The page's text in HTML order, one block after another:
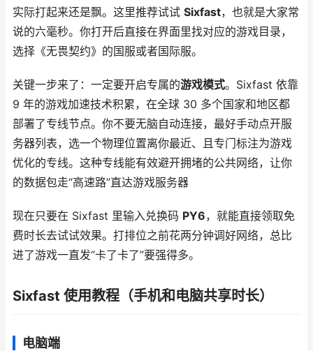
实际打起来还是飘。这里推荐试试 Sixfast，也就是大家常
说的六毫秒。你打开后直接在界面里找对应的游戏目录，
选择《无畏契约》的国服或者国际服。
关键一步来了：一定要开启专属的游戏模式。Sixfast 依靠
9 年的游戏加速技术积累，在全球 30 多个国家和地区都
部署了专线节点。你不要无脑自动连接，最好手动点开服
务器列表，选一个物理位置离你最近、且专门标注为游戏
优化的专线。这种专线能有效避开拥堵的公共网络，让你
的数据包走“高速路”直达游戏服务器
现在只要在 Sixfast 里输入兑换码 PY6，就能直接领取免
费时长去试试效果。打排位之前花两分钟调好网络，总比
进了游戏一直发“卡了卡了”要强得多。
Sixfast 使用教程（手机和电脑共享时长）
电脑端